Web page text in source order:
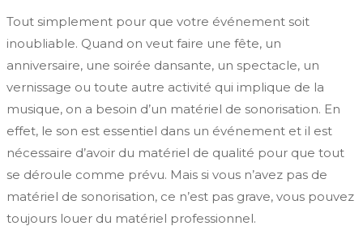
Tout simplement pour que votre événement soit
inoubliable. Quand on veut faire une fête, un
anniversaire, une soirée dansante, un spectacle, un
vernissage ou toute autre activité qui implique de la
musique, on a besoin d’un matériel de sonorisation. En
effet, le son est essentiel dans un événement et il est
nécessaire d’avoir du matériel de qualité pour que tout
se déroule comme prévu. Mais si vous n’avez pas de
matériel de sonorisation, ce n’est pas grave, vous pouvez
toujours louer du matériel professionnel.